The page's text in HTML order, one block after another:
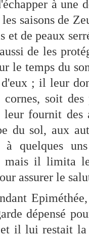
à
les saisons de
et de peaux
de les
le temps du
; il leur
cornes, soit
fournit des
du sol, aux
à quelques
mais il limita
assurer le
Epiméthée,
dépensé
il lui restait